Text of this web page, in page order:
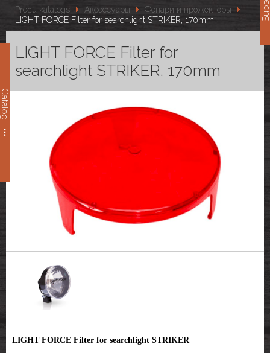
Catalog
Preču katalogs Аксессуары
Фонари и прожекторы
LIGHT FORCE Filter for searchlight STRIKER, 170mm
LIGHT FORCE Filter for
searchlight STRIKER, 170mm
LIGHT FORCE Filter for searchlight STRIKER